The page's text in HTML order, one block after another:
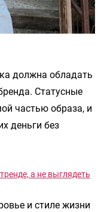
должна обладать
Статусные
частью образа, и
деньги без
а не выглядеть
и стиле жизни